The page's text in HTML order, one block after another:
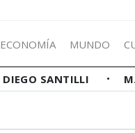
ECONOMÍA MUNDO
DIEGO SANTILLI